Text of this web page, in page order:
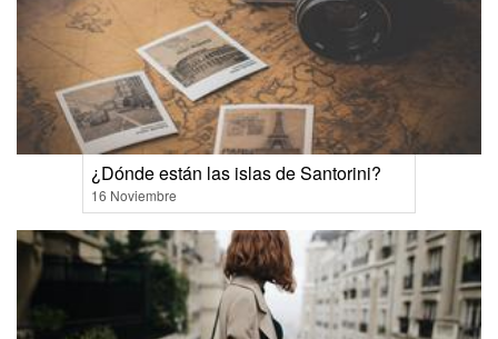
¿Dónde están las islas de Santorini?
16 Noviembre